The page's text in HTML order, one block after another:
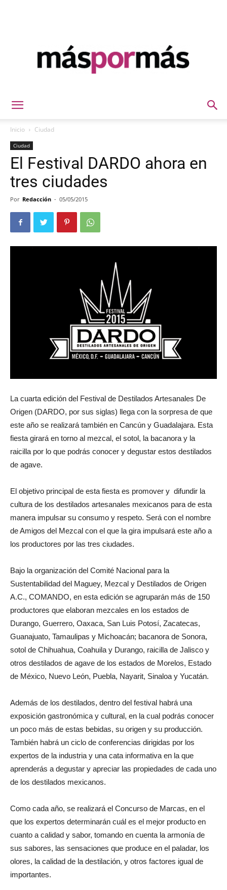
Inicio Ciudad
Ciudad
El Festival DARDO ahora en
tres ciudades
Por Redacción - 05/05/2015
La cuarta edición del Festival de Destilados Artesanales De
Origen (DARDO, por sus siglas) llega con la sorpresa de que
este año se realizará también en Cancún y Guadalajara. Esta
fiesta girará en torno al mezcal, el sotol, la bacanora y la
raicilla por lo que podrás conocer y degustar estos destilados
de agave.
El objetivo principal de esta fiesta es promover y difundir la
cultura de los destilados artesanales mexicanos para de esta
manera impulsar su consumo y respeto. Será con el nombre
de Amigos del Mezcal con el que la gira impulsará este año a
los productores por las tres ciudades.
Bajo la organización del Comité Nacional para la
Sustentabilidad del Maguey, Mezcal y Destilados de Origen
A.C., COMANDO, en esta edición se agruparán más de 150
productores que elaboran mezcales en los estados de
Durango, Guerrero, Oaxaca, San Luis Potosí, Zacatecas,
Guanajuato, Tamaulipas y Michoacán; bacanora de Sonora,
sotol de Chihuahua, Coahuila y Durango, raicilla de Jalisco y
otros destilados de agave de los estados de Morelos, Estado
de México, Nuevo León, Puebla, Nayarit, Sinaloa y Yucatán.
Además de los destilados, dentro del festival habrá una
exposición gastronómica y cultural, en la cual podrás conocer
un poco más de estas bebidas, su origen y su producción.
También habrá un ciclo de conferencias dirigidas por los
expertos de la industria y una cata informativa en la que
aprenderás a degustar y apreciar las propiedades de cada uno
de los destilados mexicanos.
Como cada año, se realizará el Concurso de Marcas, en el
que los expertos determinarán cuál es el mejor producto en
cuanto a calidad y sabor, tomando en cuenta la armonía de
sus sabores, las sensaciones que produce en el paladar, los
olores, la calidad de la destilación, y otros factores igual de
importantes.